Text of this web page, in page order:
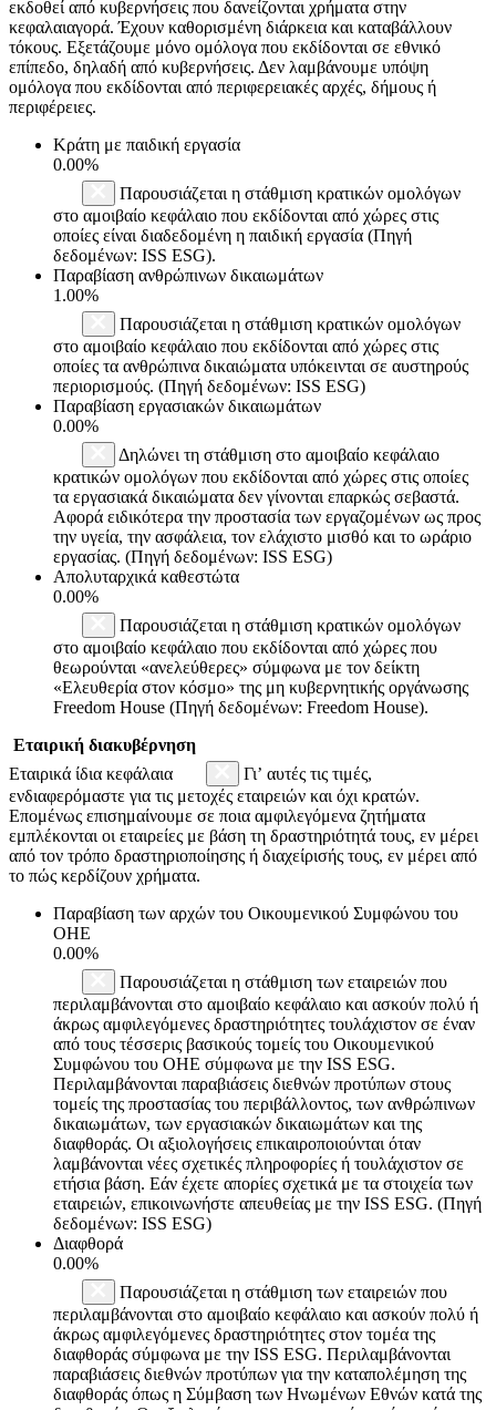
εκδοθεί από κυβερνήσεις που δανείζονται χρήματα στην
κεφαλαιαγορά. Έχουν καθορισμένη διάρκεια και καταβάλλουν
τόκους. Εξετάζουμε μόνο ομόλογα που εκδίδονται σε εθνικό
επίπεδο, δηλαδή από κυβερνήσεις. Δεν λαμβάνουμε υπόψη
ομόλογα που εκδίδονται από περιφερειακές αρχές, δήμους ή
περιφέρειες.
Κράτη με παιδική εργασία
0.00%
Παρουσιάζεται η στάθμιση κρατικών ομολόγων
στο αμοιβαίο κεφάλαιο που εκδίδονται από χώρες στις
οποίες είναι διαδεδομένη η παιδική εργασία (Πηγή
δεδομένων: ISS ESG).
Παραβίαση ανθρώπινων δικαιωμάτων
1.00%
Παρουσιάζεται η στάθμιση κρατικών ομολόγων
στο αμοιβαίο κεφάλαιο που εκδίδονται από χώρες στις
οποίες τα ανθρώπινα δικαιώματα υπόκεινται σε αυστηρούς
περιορισμούς. (Πηγή δεδομένων: ISS ESG)
Παραβίαση εργασιακών δικαιωμάτων
0.00%
Δηλώνει τη στάθμιση στο αμοιβαίο κεφάλαιο
κρατικών ομολόγων που εκδίδονται από χώρες στις οποίες
τα εργασιακά δικαιώματα δεν γίνονται επαρκώς σεβαστά.
Αφορά ειδικότερα την προστασία των εργαζομένων ως προς
την υγεία, την ασφάλεια, τον ελάχιστο μισθό και το ωράριο
εργασίας. (Πηγή δεδομένων: ISS ESG)
Απολυταρχικά καθεστώτα
0.00%
Παρουσιάζεται η στάθμιση κρατικών ομολόγων
στο αμοιβαίο κεφάλαιο που εκδίδονται από χώρες που
θεωρούνται «ανελεύθερες» σύμφωνα με τον δείκτη
«Ελευθερία στον κόσμο» της μη κυβερνητικής οργάνωσης
Freedom House (Πηγή δεδομένων: Freedom House).
Εταιρική διακυβέρνηση
Εταιρικά ίδια κεφάλαια
Γι’ αυτές τις τιμές,
ενδιαφερόμαστε για τις μετοχές εταιρειών και όχι κρατών.
Επομένως επισημαίνουμε σε ποια αμφιλεγόμενα ζητήματα
εμπλέκονται οι εταιρείες με βάση τη δραστηριότητά τους, εν μέρει
από τον τρόπο δραστηριοποίησης ή διαχείρισής τους, εν μέρει από
το πώς κερδίζουν χρήματα.
Παραβίαση των αρχών του Οικουμενικού Συμφώνου του
ΟΗΕ
0.00%
Παρουσιάζεται η στάθμιση των εταιρειών που
περιλαμβάνονται στο αμοιβαίο κεφάλαιο και ασκούν πολύ ή
άκρως αμφιλεγόμενες δραστηριότητες τουλάχιστον σε έναν
από τους τέσσερις βασικούς τομείς του Οικουμενικού
Συμφώνου του ΟΗΕ σύμφωνα με την ISS ESG.
Περιλαμβάνονται παραβιάσεις διεθνών προτύπων στους
τομείς της προστασίας του περιβάλλοντος, των ανθρώπινων
δικαιωμάτων, των εργασιακών δικαιωμάτων και της
διαφθοράς. Οι αξιολογήσεις επικαιροποιούνται όταν
λαμβάνονται νέες σχετικές πληροφορίες ή τουλάχιστον σε
ετήσια βάση. Εάν έχετε απορίες σχετικά με τα στοιχεία των
εταιρειών, επικοινωνήστε απευθείας με την ISS ESG. (Πηγή
δεδομένων: ISS ESG)
Διαφθορά
0.00%
Παρουσιάζεται η στάθμιση των εταιρειών που
περιλαμβάνονται στο αμοιβαίο κεφάλαιο και ασκούν πολύ ή
άκρως αμφιλεγόμενες δραστηριότητες στον τομέα της
διαφθοράς σύμφωνα με την ISS ESG. Περιλαμβάνονται
παραβιάσεις διεθνών προτύπων για την καταπολέμηση της
διαφθοράς όπως η Σύμβαση των Ηνωμένων Εθνών κατά της